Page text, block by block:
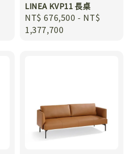
LINEA KVP11 長桌
Regular
price
NT$ 676,500 - NT$
1,377,700